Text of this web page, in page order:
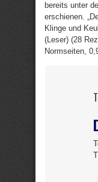
bereits unter
erschienen.
Klinge und
(Leser) (28
Normseiten,